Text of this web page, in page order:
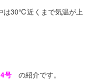
は30℃近くまで気温が上
号 の紹介です。